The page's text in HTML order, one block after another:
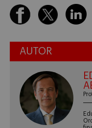
AUTOR